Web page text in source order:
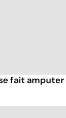
fait amputer